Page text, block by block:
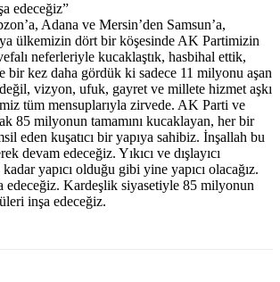
edeceğiz”
Adana ve Mersin’den Samsun’a,
ülkemizin dört bir köşesinde AK Partimizin
neferleriyle kucaklaştık, hasbihal ettik,
bir kez daha gördük ki sadece 11 milyonu aşan
değil, vizyon, ufuk, gayret ve millete hizmet aşkı
tüm mensuplarıyla zirvede. AK Parti ve
85 milyonun tamamını kucaklayan, her bir
eden kuşatıcı bir yapıya sahibiz. İnşallah bu
devam edeceğiz. Yıkıcı ve dışlayıcı
yapıcı olduğu gibi yine yapıcı olacağız.
edeceğiz. Kardeşlik siyasetiyle 85 milyonun
inşa edeceğiz.